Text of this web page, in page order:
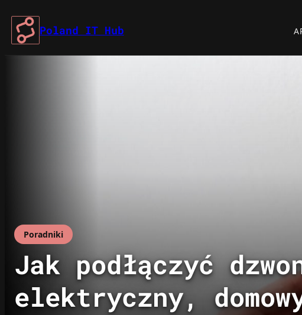
Przejdź
do
treści
Poland IT Hub
Poradniki
Jak podłączyć
elektryczny,